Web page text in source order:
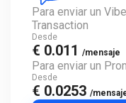
Para enviar un
Transaction
Desde
€ 0.011 /mensaje
Para enviar un
Desde
€ 0.0253 /